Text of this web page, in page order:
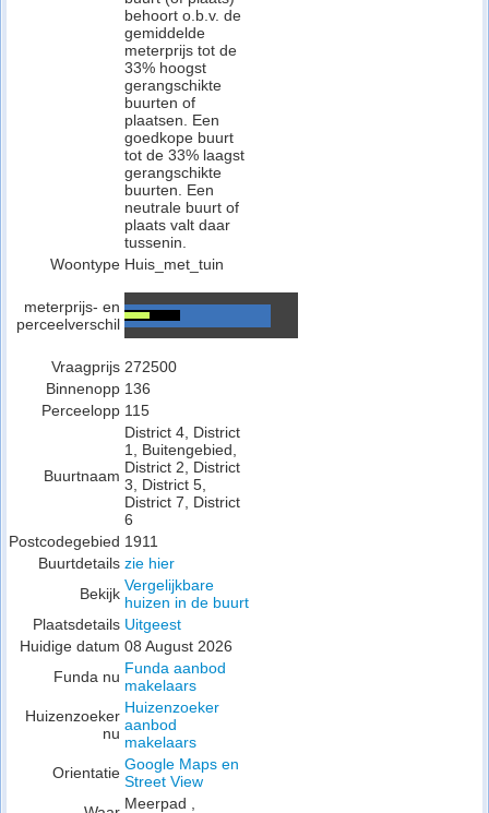
behoort o.b.v. de
gemiddelde
meterprijs tot de
33% hoogst
gerangschikte
buurten of
plaatsen. Een
goedkope buurt
tot de 33% laagst
gerangschikte
buurten. Een
neutrale buurt of
plaats valt daar
tussenin.
Woontype Huis_met_tuin
meterprijs- en
perceelverschil
Vraagprijs 272500
Binnenopp 136
Perceelopp 115
Buurtnaam
District 4, District
1, Buitengebied,
District 2, District
3, District 5,
District 7, District
6
Postcodegebied 1911
Buurtdetails zie hier
Bekijk Vergelijkbare
huizen in de buurt
Plaatsdetails Uitgeest
Huidige datum 08 August 2026
Funda nu Funda aanbod
makelaars
Huizenzoeker
nu
Huizenzoeker
aanbod
makelaars
Orientatie Google Maps en
Street View
Meerpad ,